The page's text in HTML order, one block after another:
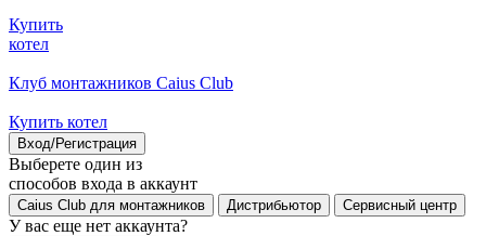
Купить
котел
Клуб монтажников Caius Club
Купить котел
Вход/Регистрация
Выберете один из
способов входа в аккаунт
Caius Club для монтажников Дистрибьютор Сервисный центр
У вас еще нет аккаунта?